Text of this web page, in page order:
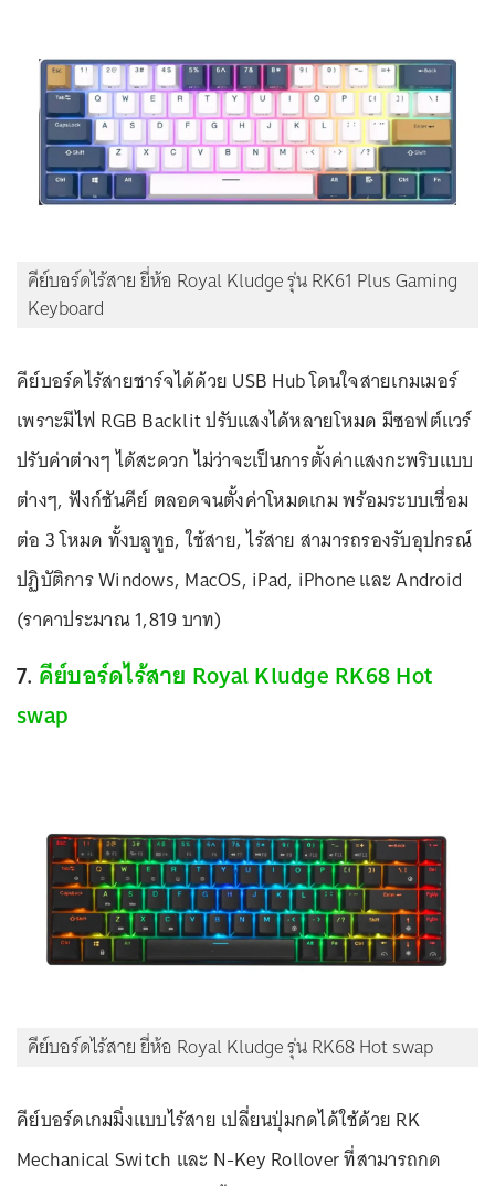
คีย์บอร์ดไร้สาย ยี่ห้อ Royal Kludge รุ่น RK61 Plus Gaming
Keyboard
คีย์บอร์ดไร้สายชาร์จได้ด้วย USB Hub โดนใจสายเกมเมอร์
เพราะมีไฟ RGB Backlit ปรับแสงได้หลายโหมด มีซอฟต์แวร์
ปรับค่าต่างๆ ได้สะดวก ไม่ว่าจะเป็นการตั้งค่าแสงกะพริบแบบ
ต่างๆ, ฟังก์ชันคีย์ ตลอดจนตั้งค่าโหมดเกม พร้อมระบบเชื่อม
ต่อ 3 โหมด ทั้งบลูทูธ, ใช้สาย, ไร้สาย สามารถรองรับอุปกรณ์
ปฏิบัติการ Windows, MacOS, iPad, iPhone และ Android
(ราคาประมาณ 1,819 บาท)
7. คีย์บอร์ดไร้สาย Royal Kludge RK68 Hot
swap
คีย์บอร์ดไร้สาย ยี่ห้อ Royal Kludge รุ่น RK68 Hot swap
คีย์บอร์ดเกมมิ่งแบบไร้สาย เปลี่ยนปุ่มกดได้ใช้ด้วย RK
Mechanical Switch และ N-Key Rollover ที่สามารถกด